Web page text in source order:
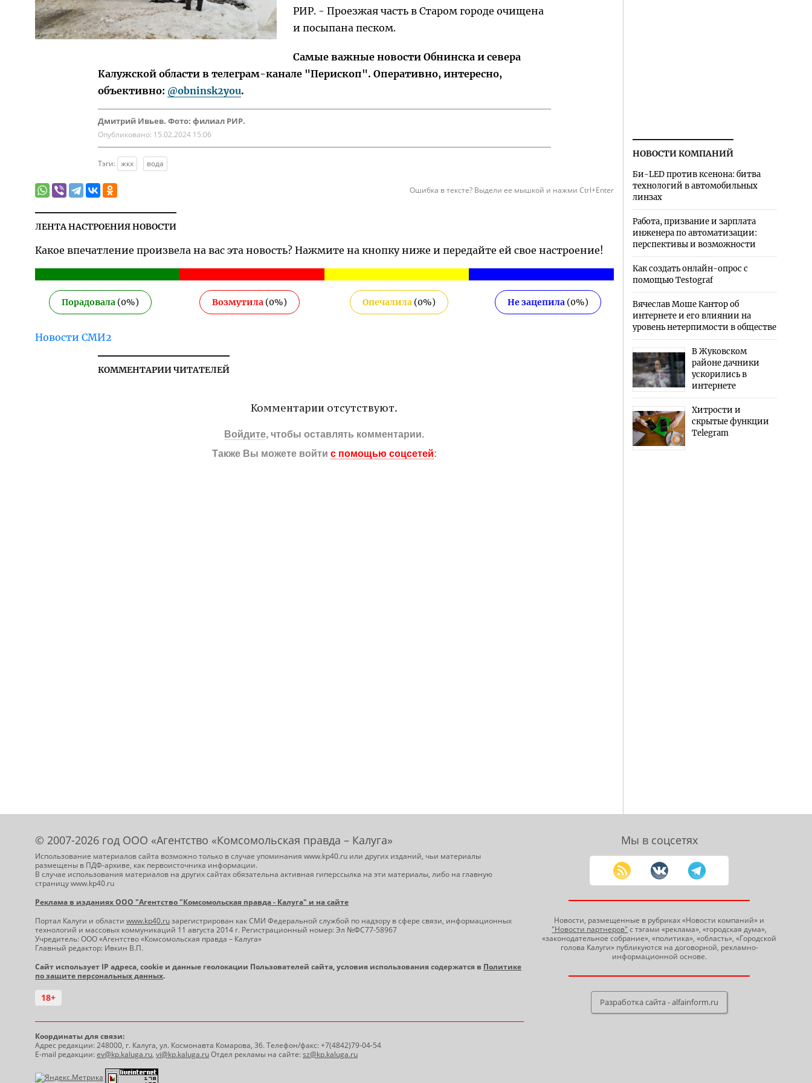
РИР. - Проезжая часть в Старом городе очищена
и посыпана песком.
Самые важные новости Обнинска и севера
Калужской области в телеграм-канале "Перископ". Оперативно, интересно,
объективно: @obninsk2you.
Дмитрий Ивьев. Фото: филиал РИР.
Опубликовано: 15.02.2024 15:06
Тэги: жкх вода
Ошибка в тексте? Выдели ее мышкой и нажми Ctrl+Enter
ЛЕНТА НАСТРОЕНИЯ НОВОСТИ
Какое впечатление произвела на вас эта новость? Нажмите на кнопку ниже и передайте ей свое настроение!
Порадовала (0%) Возмутила (0%) Опечалила(0%) Не зацепила (0%)
Новости СМИ2
КОММЕНТАРИИ ЧИТАТЕЛЕЙ
Комментарии отсутствуют.
Войдите, чтобы оставлять комментарии.
Также Вы можете войти с помощью соцсетей:
НОВОСТИ КОМПАНИЙ
Би-LED против ксенона: битва
технологий в автомобильных
линзах
Работа, призвание и зарплата
инженера по автоматизации:
перспективы и возможности
Как создать онлайн-опрос с
помощью Testograf
Вячеслав Моше Кантор об
интернете и его влиянии на
уровень нетерпимости в обществе
В Жуковском
районе дачники
ускорились в
интернете
Хитрости и
скрытые функции
Telegram
© 2007-2026 год ООО «Агентство «Комсомольская правда – Калуга»
Использование материалов сайта возможно только в случае упоминания www.kp40.ru или других изданий, чьи материалы
размещены в ПДФ-архиве, как первоисточника информации.
В случае использования материалов на других сайтах обязательна активная гиперссылка на эти материалы, либо на главную
страницу www.kp40.ru
Реклама в изданиях ООО "Агентство "Комсомольская правда - Калуга" и на сайте
Портал Калуги и области www.kp40.ruзарегистрирован как СМИ Федеральной службой по надзору в сфере связи, информационных
технологий и массовых коммуникаций 11 августа 2014 г. Регистрационный номер: Эл №ФС77-58967
Учредитель: ООО «Агентство «Комсомольская правда – Калуга»
Главный редактор: Ивкин В.П.
Сайт использует IP адреса, cookie и данные геолокации Пользователей сайта, условия использования содержатся в Политике
по защите персональных данных.
18+
Координаты для связи:
Адрес редакции: 248000, г. Калуга, ул. Космонавта Комарова, 36. Телефон/факс: +7(4842)79-04-54
E-mail редакции:ev@kp.kaluga.ru, vi@kp.kaluga.ruОтдел рекламы на сайте:sz@kp.kaluga.ru
Мы в соцсетях
Новости, размещенные в рубриках «Новости компаний» и
"Новости партнеров" с тэгами «реклама», «городская дума»,
«законодательное собрание», «политика», «область», «Городской
голова Калуги» публикуются на договорной, рекламно-
информационной основе.
Разработка сайта - alfainform.ru